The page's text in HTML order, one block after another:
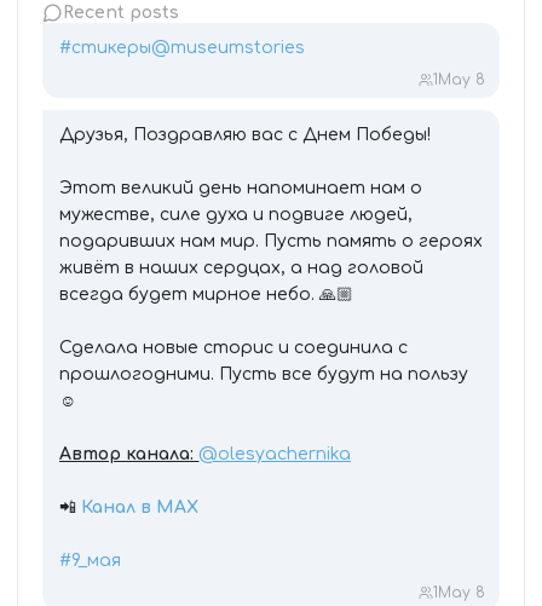
Recent posts
#стикеры@museumstories
1 May 8
Друзья, Поздравляю вас с Днем Победы!
Этот великий день напоминает нам о
мужестве, силе духа и подвиге людей,
подаривших нам мир. Пусть память о героях
живёт в наших сердцах, а над головой
всегда будет мирное небо. 🙏🏼
Сделала новые сторис и соединила с
прошлогодними. Пусть все будут на пользу
☺️
Автор канала: @olesyachernika
📲 Канал в МАХ
#9_мая
1 May 8